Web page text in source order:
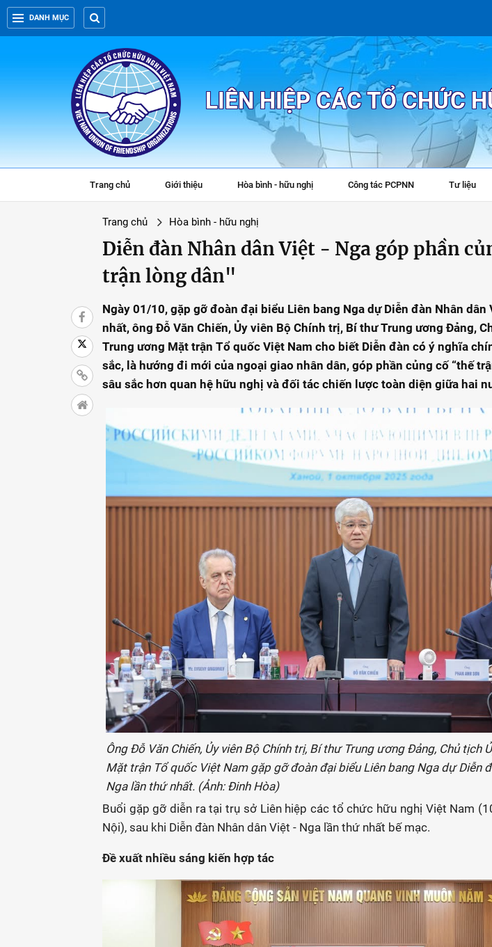
DANH MỤC
LIÊN HIỆP CÁC TỔ CHỨC
Trang chủ Giới thiệu Hòa bình - hữu nghị Công tác PCPNN Tư liệu
Trang chủ Hòa bình - hữu nghị
Diễn đàn Nhân dân Việt - Nga góp phần
trận lòng dân"
Ngày 01/10, gặp gỡ đoàn đại biểu Liên bang Nga dự Diễn đàn Nhân dân
nhất, ông Đỗ Văn Chiến, Ủy viên Bộ Chính trị, Bí thư Trung ương Đảng,
Trung ương Mặt trận Tổ quốc Việt Nam cho biết Diễn đàn có ý nghĩa
sắc, là hướng đi mới của ngoại giao nhân dân, góp phần củng cố “thế
sâu sắc hơn quan hệ hữu nghị và đối tác chiến lược toàn diện giữa hai
Ông Đỗ Văn Chiến, Ủy viên Bộ Chính trị, Bí thư Trung ương Đảng, Chủ tịch
Mặt trận Tổ quốc Việt Nam gặp gỡ đoàn đại biểu Liên bang Nga dự Diễn
Nga lần thứ nhất. (Ảnh: Đinh Hòa)
Buổi gặp gỡ diễn ra tại trụ sở Liên hiệp các tổ chức hữu nghị Việt Nam
Nội), sau khi Diễn đàn Nhân dân Việt - Nga lần thứ nhất bế mạc.
Đề xuất nhiều sáng kiến hợp tác